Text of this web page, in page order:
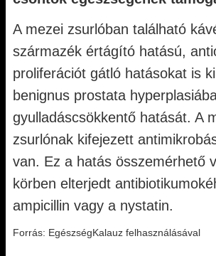
A mezei zsurlóban található
származék értágító hatású,
proliferációt gátló hatásokat is
benignus prostata
gyulladáscsökkentő hatását. A
zsurlónak kifejezett
van. Ez a hatás összemérhető
körben elterjedt
ampicillin vagy a nystatin.
Forrás: EgészségKalauz felhasználásával